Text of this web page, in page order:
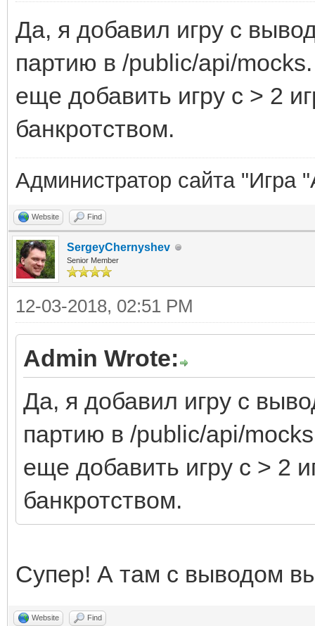
Да, я добавил игру с
партию в /public/api/
еще добавить игру с > 2
банкротством.
Администратор сайта "Игра
Website Find
SergeyChernyshev
Senior Member
12-03-2018, 02:51 PM
Admin Wrote:
Да, я добавил игру с
партию в /public/api/
еще добавить игру с > 2
банкротством.
Супер! А там с выводом
Website Find